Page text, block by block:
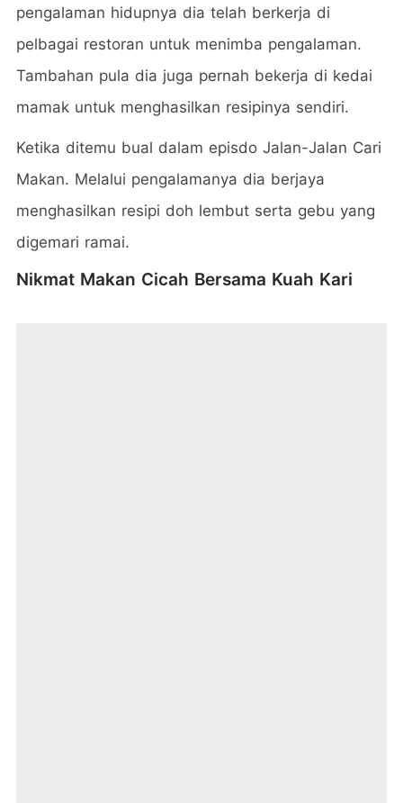
pengalaman hidupnya dia telah berkerja di
pelbagai restoran untuk menimba pengalaman.
Tambahan pula dia juga pernah bekerja di kedai
mamak untuk menghasilkan resipinya sendiri.
Ketika ditemu bual dalam episdo Jalan-Jalan Cari
Makan. Melalui pengalamanya dia berjaya
menghasilkan resipi doh lembut serta gebu yang
digemari ramai.
Nikmat Makan Cicah Bersama Kuah Kari